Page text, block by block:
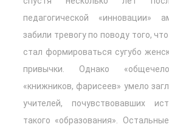
педагогической «инновации»
забили тревогу по поводу того,
стал формироваться сугубо
привычки. Однако
«книжников, фарисеев» умело
учителей, почувствовавших
такого «образования».